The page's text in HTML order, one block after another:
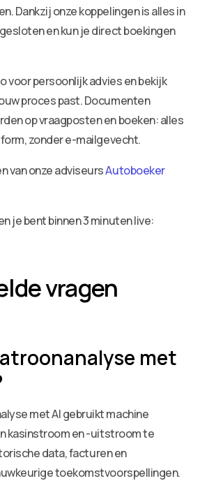
Dankzij onze koppelingen is alles in
en kun je direct boekingen
voor persoonlijk advies en bekijk
proces past. Documenten
op vraagposten en boeken: alles
zonder e-mailgevecht.
van onze adviseursAutoboeker
je bent binnen 3 minuten live:
vragen
met
met AI gebruikt machine
kasinstroom en -uitstroom te
data, facturen en
toekomstvoorspellingen.